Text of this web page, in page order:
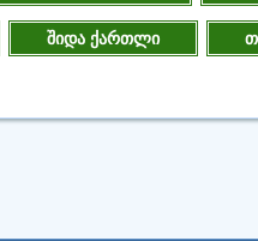
შიდა ქართლი